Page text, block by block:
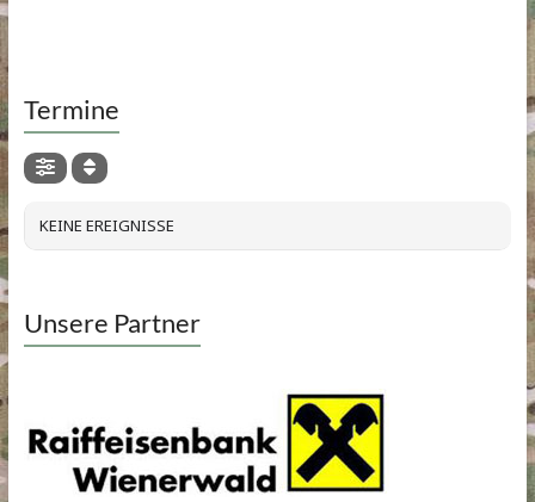
Termine
KEINE EREIGNISSE
Unsere Partner